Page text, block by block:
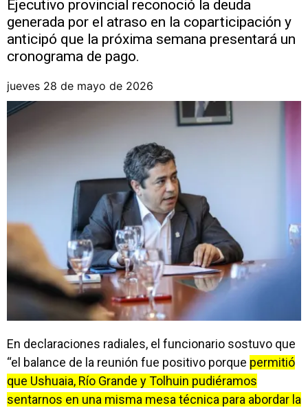
Ejecutivo provincial reconoció la deuda
generada por el atraso en la coparticipación y
anticipó que la próxima semana presentará un
cronograma de pago.
jueves 28 de mayo de 2026
En declaraciones radiales, el funcionario sostuvo que
“el balance de la reunión fue positivo porque permitió
que Ushuaia, Río Grande y Tolhuin pudiéramos
sentarnos en una misma mesa técnica para abordar la